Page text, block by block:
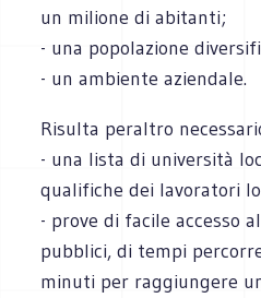
un milione di abitanti;
- una popolazione
- un ambiente aziendale.
Risulta peraltro
- una lista di università
qualifiche dei lavoratori
- prove di facile accesso
pubblici, di tempi
minuti per raggiungere